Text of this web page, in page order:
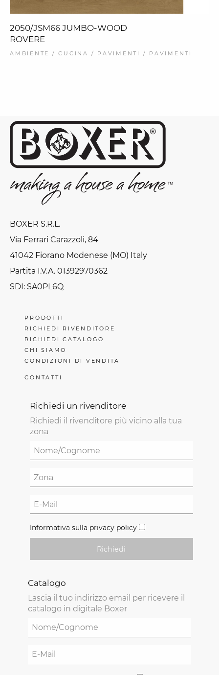
2050/JSM66 JUMBO-WOOD
ROVERE
AMBIENTE / CUCINA / PAVIMENTI / PAVIMENTI
BOXER S.R.L.
Via Ferrari Carazzoli, 84
41042 Fiorano Modenese (MO) Italy
Partita I.V.A. 01392970362
SDI: SA0PL6Q
PRODOTTI
RICHIEDI RIVENDITORE
RICHIEDI CATALOGO
CHI SIAMO
CONDIZIONI DI VENDITA
CONTATTI
Richiedi un rivenditore
Richiedi il rivenditore più vicino alla tua
zona
Informativa sulla privacy policy
Richiedi
Catalogo
Lascia il tuo indirizzo email per ricevere il
catalogo in digitale Boxer